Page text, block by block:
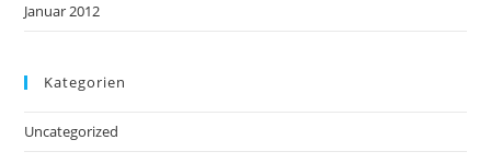
Januar 2012
Kategorien
Uncategorized